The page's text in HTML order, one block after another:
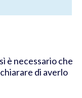
è necessario che
di averlo